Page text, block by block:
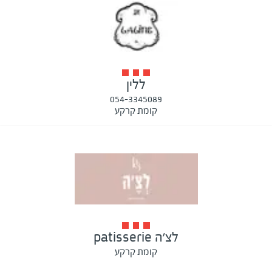
ללין
054-3345089
קומת קרקע
לצ׳ה patisserie
קומת קרקע